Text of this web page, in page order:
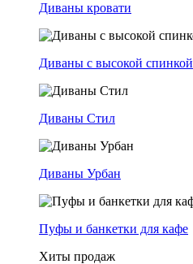
Диваны кровати
Диваны с высокой спинкой
Диваны Стил
Диваны Урбан
Пуфы и банкетки для кафе
Хиты продаж